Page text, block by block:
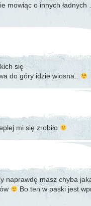
mowiąc o innych
się
do góry idzie wiosna..
mi się zrobiło
naprawdę masz chyba
Bo ten w paski jest